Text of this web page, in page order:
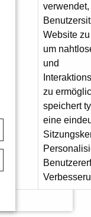
Website
um
und
zu
speichert
eine